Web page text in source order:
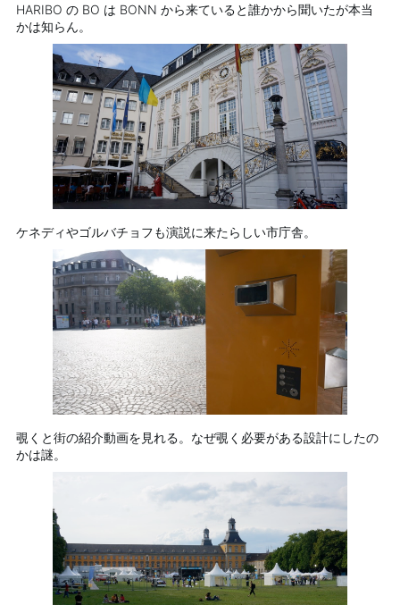
HARIBO の BO は BONN から来ていると誰かから聞いたが本当
かは知らん。
ケネディやゴルバチョフも演説に来たらしい市庁舎。
覗くと街の紹介動画を見れる。なぜ覗く必要がある設計にしたの
かは謎。